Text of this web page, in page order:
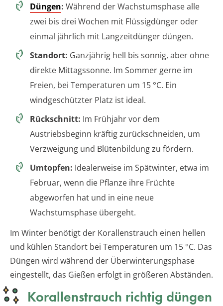
Düngen: Während der Wachstumsphase alle
zwei bis drei Wochen mit Flüssigdünger oder
einmal jährlich mit Langzeitdünger düngen.
Standort: Ganzjährig hell bis sonnig, aber ohne
direkte Mittagssonne. Im Sommer gerne im
Freien, bei Temperaturen um 15 °C. Ein
windgeschützter Platz ist ideal.
Rückschnitt: Im Frühjahr vor dem
Austriebsbeginn kräftig zurückschneiden, um
Verzweigung und Blütenbildung zu fördern.
Umtopfen: Idealerweise im Spätwinter, etwa im
Februar, wenn die Pflanze ihre Früchte
abgeworfen hat und in eine neue
Wachstumsphase übergeht.
Im Winter benötigt der Korallenstrauch einen hellen
und kühlen Standort bei Temperaturen um 15 °C. Das
Düngen wird während der Überwinterungsphase
eingestellt, das Gießen erfolgt in größeren Abständen.
Korallenstrauch richtig düngen